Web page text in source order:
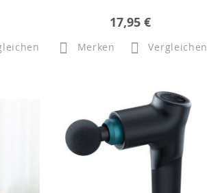
17,95 €
Merken Vergleichen